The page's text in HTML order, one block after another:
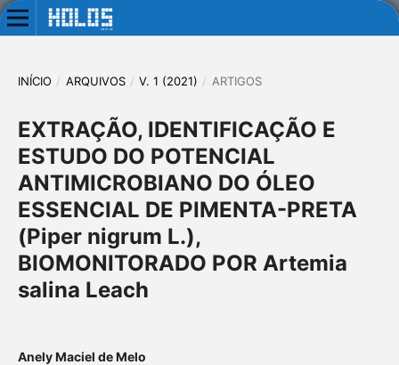
INÍCIO / ARQUIVOS / V. 1 (2021) / ARTIGOS
EXTRAÇÃO, IDENTIFICAÇÃO E
ESTUDO DO POTENCIAL
ANTIMICROBIANO DO ÓLEO
ESSENCIAL DE PIMENTA-PRETA
(Piper nigrum L.),
BIOMONITORADO POR Artemia
salina Leach
Anely Maciel de Melo